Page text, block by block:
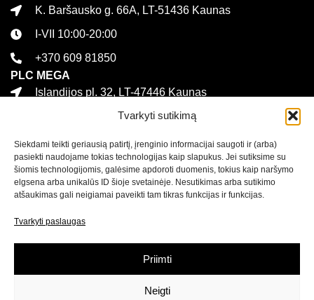
Tvarkyti sutikimą
Siekdami teikti geriausią patirtį, įrenginio informacijai saugoti ir (arba)
pasiekti naudojame tokias technologijas kaip slapukus. Jei sutiksime su
šiomis technologijomis, galėsime apdoroti duomenis, tokius kaip naršymo
elgsena arba unikalūs ID šioje svetainėje. Nesutikimas arba sutikimo
atšaukimas gali neigiamai paveikti tam tikras funkcijas ir funkcijas.
Tvarkyti paslaugas
Priimti
Neigti
K. Baršausko g. 66A, LT-51436 Kaunas
I-VII 10:00-20:00
+370 609 81850
PLC MEGA
Islandijos pl. 32, LT-47446 Kaunas
+370 616 21627
Informacija
Kontaktai
Pirkimo sąlygos ir taisyklės
Privatumo politika
Sekite mus